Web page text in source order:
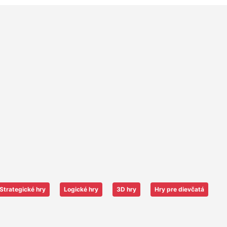
Strategické hry Logické hry 3D hry Hry pre dievčatá